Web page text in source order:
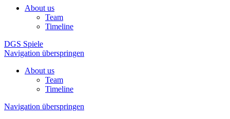
About us
Team
Timeline
DGS Spiele
Navigation überspringen
About us
Team
Timeline
Navigation überspringen